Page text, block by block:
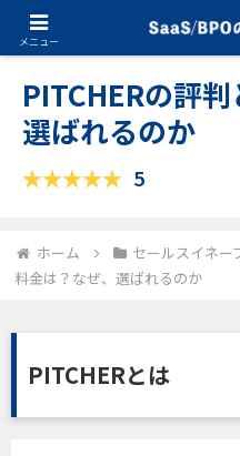
セールスイネーブルメント
PITCHERの評判
選ばれるのか
5
ホーム セールスイネー
料金は？なぜ、選ばれるのか
PITCHERとは
メニュー